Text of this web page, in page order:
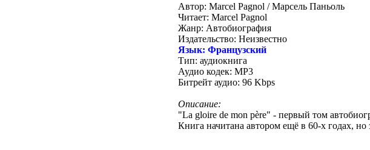
Автор: Marcel Pagnol / Марсель Паньоль
Читает: Marcel Pagnol
Жанр: Автобиография
Издательство: Неизвестно
Язык: Французский
Тип: аудиокнига
Аудио кодек: MP3
Битрейт аудио: 96 Kbps
Описание:
"La gloire de mon père" - первый том
Книга начитана автором ещё в 60-х годах, но